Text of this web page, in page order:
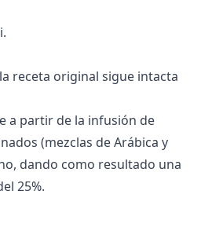
receta original sigue intacta
a partir de la infusión de
(mezclas de Arábica y
dando como resultado una
25%.